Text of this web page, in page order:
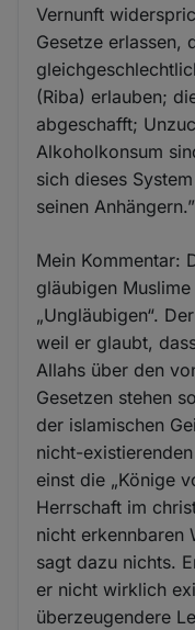
Vernunft
Gesetze erlassen,
(Riba) erlauben;
abgeschafft;
Alkoholkonsum
sich dieses
seinen Anhängern.”
Mein Kommentar:
gläubigen
„Ungläubigen“.
weil er glaubt,
Allahs über den
Gesetzen stehen
der islamischen
nicht-
einst die „Könige
Herrschaft im
nicht erkennbaren
sagt dazu nichts.
er nicht wirklich
überzeugendere